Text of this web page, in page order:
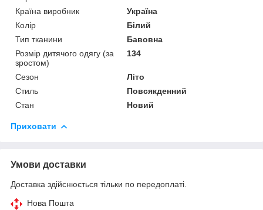
Країна виробник
Україна
Колір
Білий
Тип тканини
Бавовна
Розмір дитячого одягу (за
зростом)
134
Сезон
Літо
Стиль
Повсякденний
Стан
Новий
Приховати
Умови доставки
Доставка здійснюється тільки по передоплаті.
Нова Пошта